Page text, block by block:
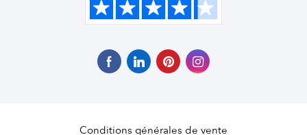
Conditions générales de vente